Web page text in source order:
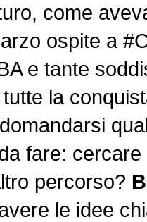
come
ospite a
e tante
la
fare:
percorso?
le idee